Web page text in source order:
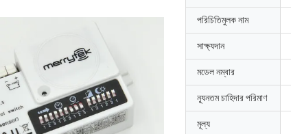
পরিচিতিমুলক নাম
সাক্ষ্যদান
মডেল নম্বার
ন্যূনতম চাহিদার পরিমাণ
মূল্য